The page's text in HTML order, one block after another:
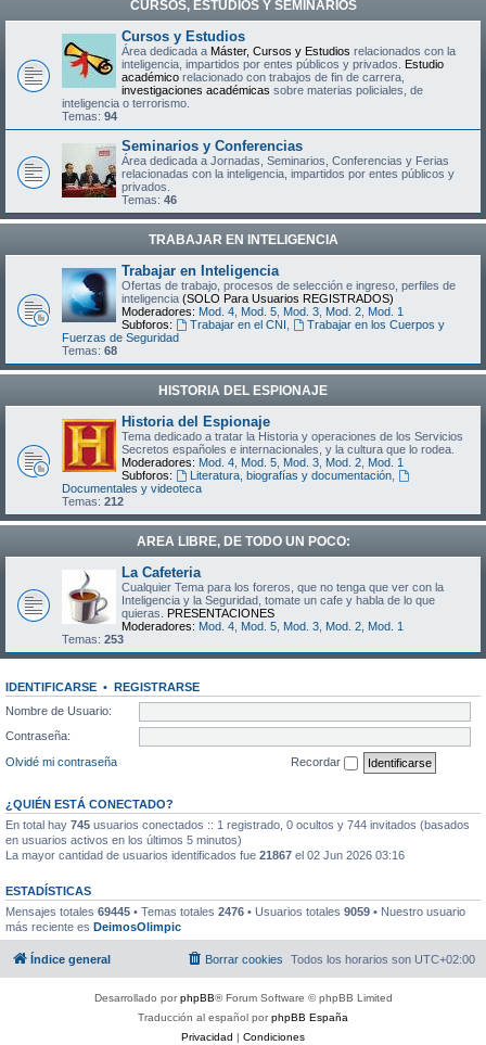
CURSOS, ESTUDIOS Y SEMINARIOS
Cursos y Estudios
Área dedicada a Máster, Cursos y Estudios relacionados con la
inteligencia, impartidos por entes públicos y privados. Estudio
académico relacionado con trabajos de fin de carrera,
investigaciones académicas sobre materias policiales, de
inteligencia o terrorismo.
Temas: 94
Seminarios y Conferencias
Área dedicada a Jornadas, Seminarios, Conferencias y Ferias
relacionadas con la inteligencia, impartidos por entes públicos y
privados.
Temas: 46
TRABAJAR EN INTELIGENCIA
Trabajar en Inteligencia
Ofertas de trabajo, procesos de selección e ingreso, perfiles de
inteligencia (SOLO Para Usuarios REGISTRADOS)
Moderadores: Mod. 4 Mod. 5 Mod. 3 Mod. 2 Mod. 1
Subforos:
Trabajar en el CNI
Trabajar en los Cuerpos y
Fuerzas de Seguridad
Temas: 68
HISTORIA DEL ESPIONAJE
Historia del Espionaje
Tema dedicado a tratar la Historia y operaciones de los Servicios
Secretos españoles e internacionales, y la cultura que lo rodea.
Moderadores: Mod. 4 Mod. 5 Mod. 3 Mod. 2 Mod. 1
Subforos:
Literatura, biografías y documentación,
Documentales y videoteca
Temas: 212
AREA LIBRE, DE TODO UN POCO:
La Cafeteria
Cualquier Tema para los foreros, que no tenga que ver con la
Inteligencia y la Seguridad, tomate un cafe y habla de lo que
quieras. PRESENTACIONES
Moderadores: Mod. 4 Mod. 5 Mod. 3 Mod. 2 Mod. 1
Temas: 253
IDENTIFICARSE • REGISTRARSE
Nombre de Usuario:
Contraseña:
Olvidé mi contraseña
Recordar
¿QUIÉN ESTÁ CONECTADO?
En total hay 745 usuarios conectados :: 1 registrado, 0 ocultos y 744 invitados (basados
en usuarios activos en los últimos 5 minutos)
La mayor cantidad de usuarios identificados fue 21867 el 02 Jun 2026 03:16
ESTADÍSTICAS
Mensajes totales 69445 • Temas totales 2476 • Usuarios totales 9059 • Nuestro usuario
más reciente es DeimosOlimpic
Índice general Todos los horarios son UTC+02:00
Borrar cookies
Desarrollado porphpBB® Forum Software © phpBB Limited
Traducción al español porphpBB España
Privacidad | Condiciones